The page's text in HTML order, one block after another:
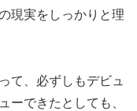
現実をしっかりと理
て、必ずしもデビュ
ーできたとしても、